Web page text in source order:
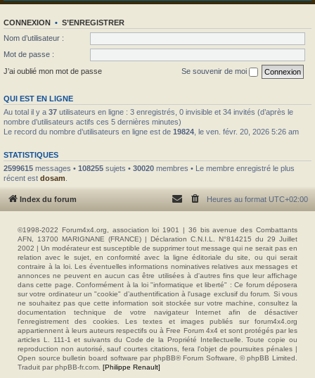
CONNEXION • S’ENREGISTRER
Nom d’utilisateur :
Mot de passe :
J’ai oublié mon mot de passe
Se souvenir de moi
QUI EST EN LIGNE
Au total il y a 37 utilisateurs en ligne : 3 enregistrés, 0 invisible et 34 invités (d’après le
nombre d’utilisateurs actifs ces 5 dernières minutes)
Le record du nombre d’utilisateurs en ligne est de 19824 , le ven. févr. 20, 2026 5:26 am
STATISTIQUES
2599615 messages • 108255 sujets • 30020 membres • Le membre enregistré le plus
récent est dosam
Index du forum Heures au format UTC+02:00
©1998-2022 Forum4x4.org, association loi 1901 | 36 bis avenue des Combattants
AFN, 13700 MARIGNANE (FRANCE) | Déclaration C.N.I.L. N°814215 du 29 Juillet
2002 | Un modérateur est susceptible de supprimer tout message qui ne serait pas en
relation avec le sujet, en conformité avec la ligne éditoriale du site, ou qui serait
contraire à la loi. Les éventuelles informations nominatives relatives aux messages et
annonces ne peuvent en aucun cas être utilisées à d'autres fins que leur affichage
dans cette page. Conformément à la loi "informatique et liberté" : Ce forum déposera
sur votre ordinateur un "cookie" d’authentification à l'usage exclusif du forum. Si vous
ne souhaitez pas que cette information soit stockée sur votre machine, consultez la
documentation technique de votre navigateur Internet afin de désactiver
l'enregistrement des cookies. Les textes et images publiés sur forum4x4.org
appartiennent à leurs auteurs respectifs ou à Free Forum 4x4 et sont protégés par les
articles L. 111-1 et suivants du Code de la Propriété Intellectuelle. Toute copie ou
reproduction non autorisé, sauf courtes citations, fera l'objet de poursuites pénales |
Open source bulletin board software par phpBB® Forum Software, © phpBB Limited.
Traduit par phpBB-fr.com. [Philippe Renault]